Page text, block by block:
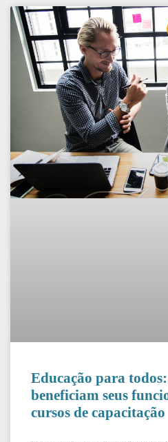
Educação para
beneficiam seus
cursos de capacitação